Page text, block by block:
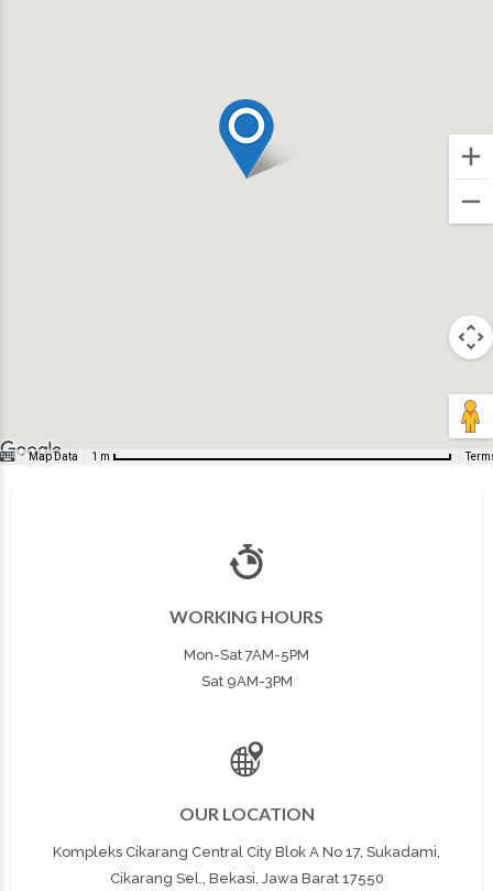
Map Data 1 m
WORKING HOURS
Mon-Sat 7AM-5PM
Sat 9AM-3PM
OUR LOCATION
Kompleks Cikarang Central City Blok A No 17, Sukadami,
Cikarang Sel., Bekasi, Jawa Barat 17550